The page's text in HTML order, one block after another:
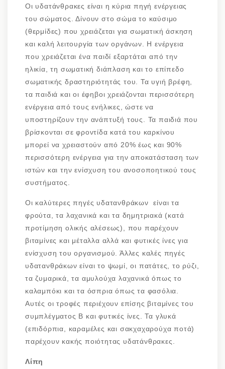
Οι υδατάνθρακες είναι η κύρια πηγή ενέργειας
του σώματος. Δίνουν στο σώμα το καύσιμο
(θερμίδες) που χρειάζεται για σωματική άσκηση
και καλή λειτουργία των οργάνων. Η ενέργεια
που χρειάζεται ένα παιδί εξαρτάται από την
ηλικία, τη σωματική διάπλαση και το επίπεδο
σωματικής δραστηριότητάς του. Τα υγιή βρέφη,
τα παιδιά και οι έφηβοι χρειάζονται περισσότερη
ενέργεια από τους ενήλικες, ώστε να
υποστηρίζουν την ανάπτυξή τους. Τα παιδιά που
βρίσκονται σε φροντίδα κατά του καρκίνου
μπορεί να χρειαστούν από 20% έως και 90%
περισσότερη ενέργεια για την αποκατάσταση των
ιστών και την ενίσχυση του ανοσοποητικού τους
συστήματος.
Οι καλύτερες πηγές υδατανθράκων είναι τα
φρούτα, τα λαχανικά και τα δημητριακά (κατά
προτίμηση ολικής αλέσεως), που παρέχουν
βιταμίνες και μέταλλα αλλά και φυτικές ίνες για
ενίσχυση του οργανισμού. Άλλες καλές πηγές
υδατανθράκων είναι το ψωμί, οι πατάτες, το ρύζι,
τα ζυμαρικά, τα αμυλούχα λαχανικά όπως το
καλαμπόκι και τα όσπρια όπως τα φασόλια.
Αυτές οι τροφές περιέχουν επίσης βιταμίνες του
συμπλέγματος Β και φυτικές ίνες. Τα γλυκά
(επιδόρπια, καραμέλες και σακχαχαρούχα ποτά)
παρέχουν κακής ποιότητας υδατάνθρακες.
Λίπη